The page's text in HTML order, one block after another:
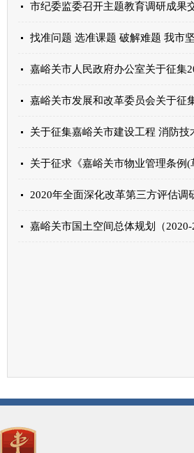
市纪委监委召开主题教育调研成果
找准问题 选准课题 破解难题 我市
嘉峪关市人民政府办公室关于征集
嘉峪关市发展和改革委员会关于征
关于征集嘉峪关市建设工程 消防技
关于征求《嘉峪关市物业管理条例
2020年全面深化改革第三方评估调
嘉峪关市国土空间总体规划（